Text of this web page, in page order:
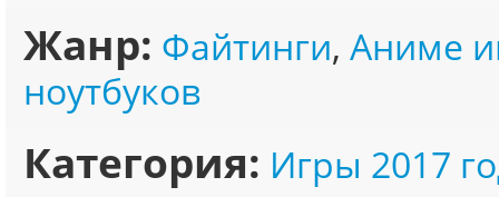
Жанр: Файтинги, Аниме
ноутбуков
Категория: Игры 2017